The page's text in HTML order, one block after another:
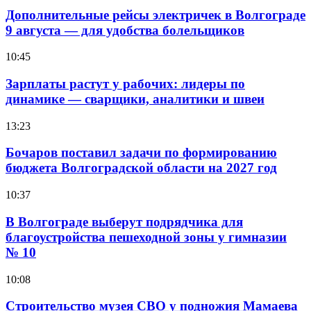
Дополнительные рейсы электричек в Волгограде
9 августа — для удобства болельщиков
10:45
Зарплаты растут у рабочих: лидеры по
динамике — сварщики, аналитики и швеи
13:23
Бочаров поставил задачи по формированию
бюджета Волгоградской области на 2027 год
10:37
В Волгограде выберут подрядчика для
благоустройства пешеходной зоны у гимназии
№ 10
10:08
Строительство музея СВО у подножия Мамаева